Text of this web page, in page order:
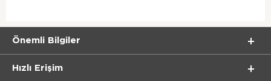
Önemli Bilgiler
Hızlı Erişim